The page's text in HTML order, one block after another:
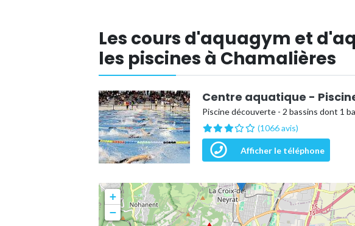
Les cours d'aquagym et
les piscines à Chamalières
Centre aquatique -
Piscine découverte - 2 bassins dont 1
(1066 avis)
Afficher le téléphone
+
−